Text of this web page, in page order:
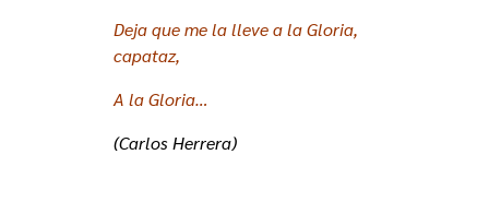
Deja que me la lleve a la Gloria,
capataz,
A la Gloria…
(Carlos Herrera)